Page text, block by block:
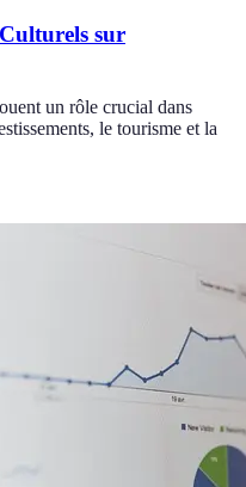
sur
un rôle crucial dans
le tourisme et la